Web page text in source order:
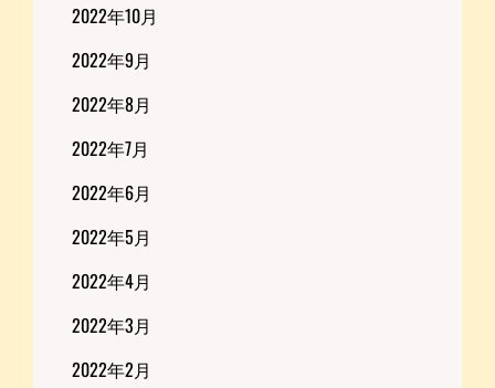
2022年10月
2022年9月
2022年8月
2022年7月
2022年6月
2022年5月
2022年4月
2022年3月
2022年2月